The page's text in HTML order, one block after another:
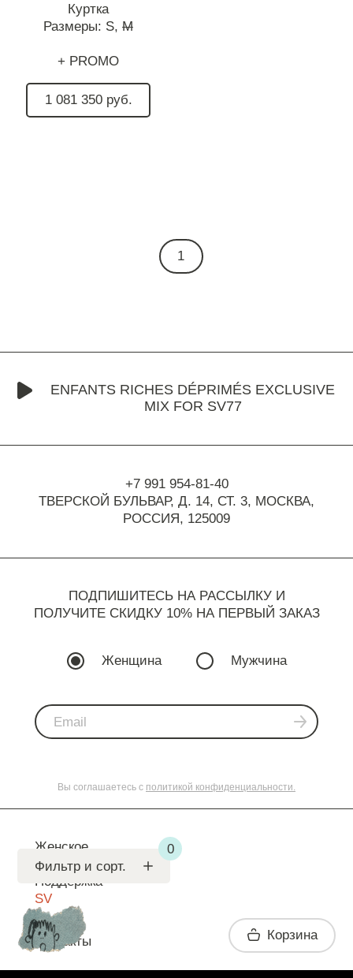
Куртка
Размеры: S, M
+ PROMO
1 081 350 руб.
1
ENFANTS RICHES DÉPRIMÉS EXCLUSIVE
MIX FOR SV77
+7 991 954-81-40
ТВЕРСКОЙ БУЛЬВАР, Д. 14, СТ. 3, МОСКВА,
РОССИЯ, 125009
ПОДПИШИТЕСЬ НА РАССЫЛКУ И
ПОЛУЧИТЕ СКИДКУ 10% НА ПЕРВЫЙ ЗАКАЗ
Женщина Мужчина
Вы соглашаетесь с политикой конфиденциальности.
Женское
Мужское
Поддержка
SV
Контакты Корзина
Фильтр и сорт.